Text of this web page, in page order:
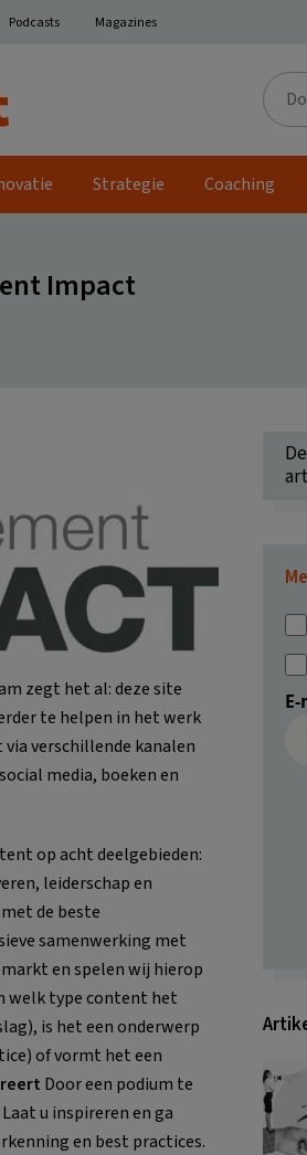
Podcasts Magazines
de
site
Strategie Coaching
Impact
zegt het al: deze site
te helpen in het werk
verschillende kanalen
media, boeken en
op acht deelgebieden:
leiderschap en
de beste
samenwerking met
en spelen wij hierop
welk type content het
is het een onderwerp
of vormt het een
Door een podium te
u inspireren en ga
en best practices.